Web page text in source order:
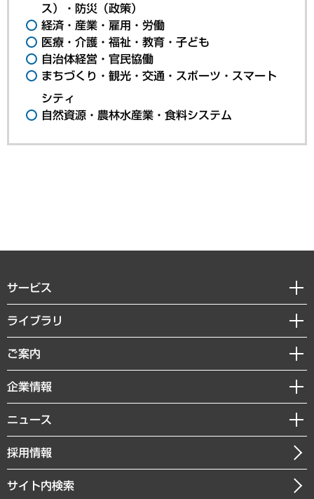
ス）・防災（政策）
経済・産業・雇用・労働
医療・介護・福祉・教育・子ども
自治体経営・官民協働
まちづくり・観光・交通・スポーツ・スマート
シティ
自然資源・農林水産業・食料システム
サービス
経営戦略
組織・人事戦略
デジタルイノベーション
共生・ダイバーシティ
GRC（ガバナンス・リスク・コンプライアンス）・防災（政策）
経済・産業・雇用・労働
ライブラリ
経済調査
レポート
コラム
経営用語集
受託・受注実績（官公庁関連）
メディア掲載・出演
ご案内
セミナー・イベント情報
MUFGビジネスセミナー
受託案件情報
企業情報
私たちの想い
社長メッセージ
会社概要
ニュース
ニュースリリース
お知らせ
採用情報
サイト内検索